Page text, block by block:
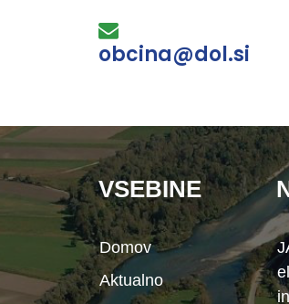
obcina@dol.si
VSEBINE
Domov
Aktualno